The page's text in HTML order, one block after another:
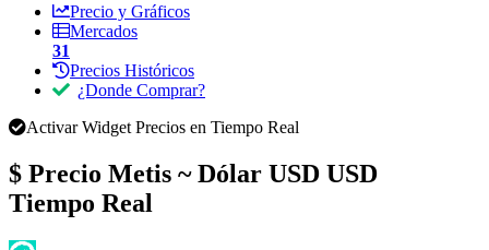
Precio y Gráficos
Mercados
31
Precios Históricos
¿Donde Comprar?
Activar Widget Precios en Tiempo Real
$ Precio Metis ~ Dólar USD USD
Tiempo Real